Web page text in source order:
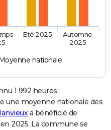
nationale
Eté 2025
Automne
2025
1 992 heures
une moyenne nationale des
a bénéficié de
2025. La commune se